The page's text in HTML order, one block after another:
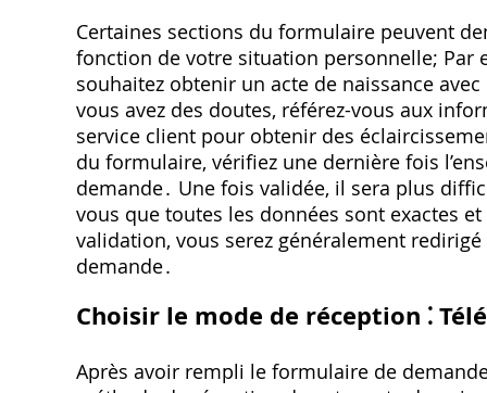
Certaines sections du formulaire peuvent
fonction de votre situation personnelle; Par
souhaitez obtenir un acte de naissance
vous avez des doutes, référez-vous aux
service client pour obtenir des
du formulaire, vérifiez une dernière fois
demande․ Une fois validée, il sera plus
vous que toutes les données sont exactes
validation, vous serez généralement
demande․
Choisir le mode de réception ⁚
Après avoir rempli le formulaire de